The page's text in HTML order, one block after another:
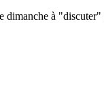
dimanche à